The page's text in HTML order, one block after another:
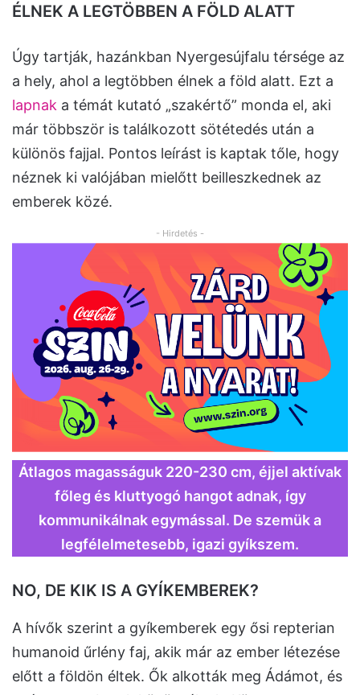
ÉLNEK A LEGTÖBBEN A FÖLD ALATT
Úgy tartják, hazánkban Nyergesújfalu térsége az
a hely, ahol a legtöbben élnek a föld alatt. Ezt a
lapnak a témát kutató „szakértő” monda el, aki
már többször is találkozott sötétedés után a
különös fajjal. Pontos leírást is kaptak tőle, hogy
néznek ki valójában mielőtt beilleszkednek az
emberek közé.
- Hirdetés -
Átlagos magasságuk 220-230 cm, éjjel aktívak
főleg és kluttyogó hangot adnak, így
kommunikálnak egymással. De szemük a
legfélelmetesebb, igazi gyíkszem.
NO, DE KIK IS A GYÍKEMBEREK?
A hívők szerint a gyíkemberek egy ősi repterian
humanoid űrlény faj, akik már az ember létezése
előtt a földön éltek. Ők alkották meg Ádámot, és